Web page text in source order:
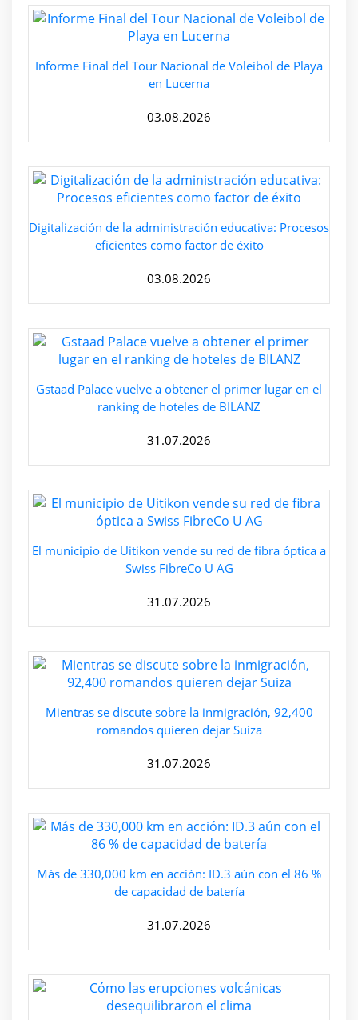
Informe Final del Tour Nacional de Voleibol de Playa
en Lucerna
03.08.2026
Digitalización de la administración educativa: Procesos
eficientes como factor de éxito
03.08.2026
Gstaad Palace vuelve a obtener el primer lugar en el
ranking de hoteles de BILANZ
31.07.2026
El municipio de Uitikon vende su red de fibra óptica a
Swiss FibreCo U AG
31.07.2026
Mientras se discute sobre la inmigración, 92,400
romandos quieren dejar Suiza
31.07.2026
Más de 330,000 km en acción: ID.3 aún con el 86 %
de capacidad de batería
31.07.2026